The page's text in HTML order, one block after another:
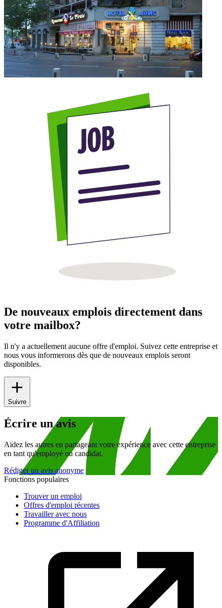
De nouveaux emplois directement dans
votre mailbox?
Il n'y a actuellement aucune offre d'emploi. Suivez cette entreprise et
nous vous informerons dès que de nouveaux emplois seront
disponibles.
Suivre
Écrire un avis
Aidez les autres en partageant votre expérience avec cette entreprise
en tant qu'employé ou candidat.
Rédiger un avis anonyme
Fonctions populaires
Trouver un emploi
Offres d'emploi récentes
Travailler avec nous
Programme d'Affiliation